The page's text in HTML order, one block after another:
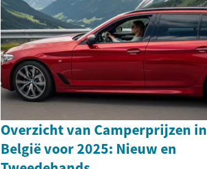
Overzicht van Camperprijzen in
België voor 2025: Nieuw en